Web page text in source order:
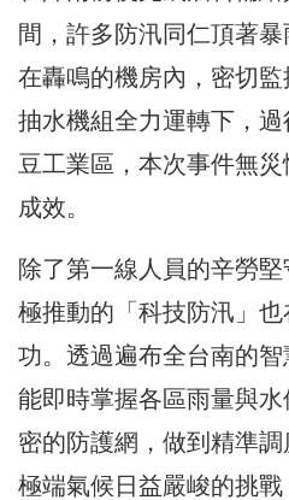
間，許多防汛同仁頂著
在轟鳴的機房內，密切
抽水機組全力運轉下，
豆工業區，本次事件無
成效。
除了第一線人員的辛勞
極推動的「科技防汛」
功。透過遍布全台南的
能即時掌握各區雨量與
密的防護網，做到精準
極端氣候日益嚴峻的挑